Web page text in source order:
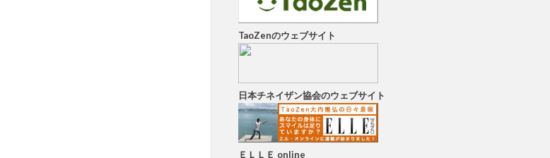
TaoZenのウェブサイト
日本チネイザン協会のウェブサイト
ＥＬＬＥ online